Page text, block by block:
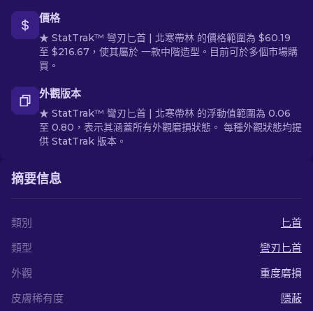
價格
★ StatTrak™ 彎刃匕首 | 北寒帶林 的價格範圍為 $60.19
至 $216.67，使其屬於 一款中階造型。目前可於多個市場購
買。
外觀版本
★ StatTrak™ 彎刃匕首 | 北寒帶林 的浮動值範圍為 0.06
至 0.80，表示其涵蓋所有外觀磨損狀態。 每種外觀狀態均提
供 StatTrak 版本。
摘要信息
類別
匕首
類型
彎刃匕首
外觀
重度磨損
皮膚稀有度
隱蔽